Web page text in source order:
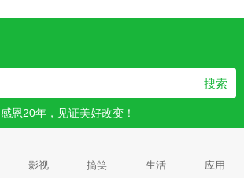
搜索
感恩20年，见证美好改变！
影视 搞笑 生活 应用